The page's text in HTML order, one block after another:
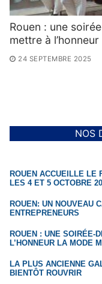
Rouen : une
mettre à
24 SEPTEMBRE 2025
NOS
ROUEN ACCUEILLE LE
LES 4 ET 5 OCTOBRE
ROUEN: UN NOUVEAU
ENTREPRENEURS
ROUEN : UNE SOIRÉE-
L’HONNEUR LA MODE
LA PLUS ANCIENNE
BIENTÔT ROUVRIR